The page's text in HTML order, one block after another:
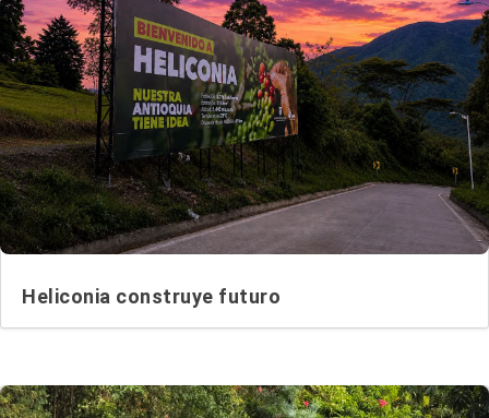
Heliconia construye futuro